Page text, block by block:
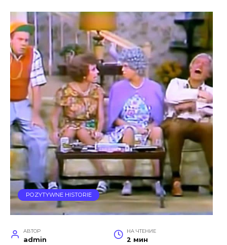
POZYTYWNE HISTORIE
АВТОР
admin
НА ЧТЕНИЕ
2 мин